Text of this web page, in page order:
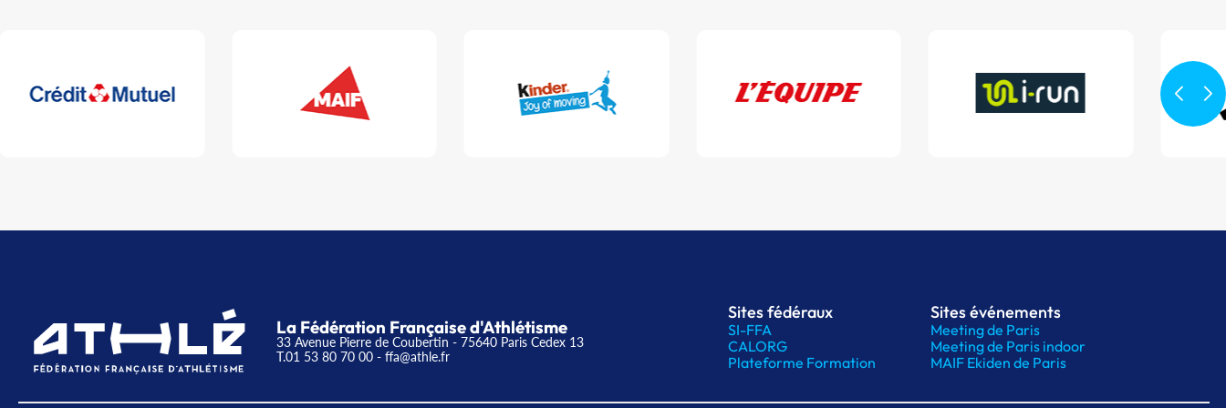
La Fédération Française d'Athlétisme
33 Avenue Pierre de Coubertin - 75640 Paris Cedex 13
T.01 53 80 70 00 - ffa@athle.fr
Sites fédéraux
SI-FFA
CALORG
Plateforme Formation
Sites événements
Meeting de Paris
Meeting de Paris indoor
MAIF Ekiden de Paris